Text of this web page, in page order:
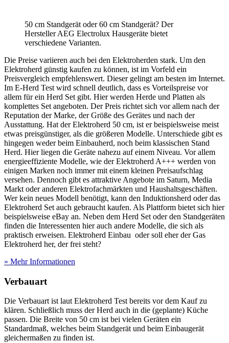
50 cm Standgerät oder 60 cm Standgerät? Der
Hersteller AEG Electrolux Hausgeräte bietet
verschiedene Varianten.
Die Preise variieren auch bei den Elektroherden stark. Um den
Elektroherd günstig kaufen zu können, ist im Vorfeld ein
Preisvergleich empfehlenswert. Dieser gelingt am besten im Internet.
Im E-Herd Test wird schnell deutlich, dass es Vorteilspreise vor
allem für ein Herd Set gibt. Hier werden Herde und Platten als
komplettes Set angeboten. Der Preis richtet sich vor allem nach der
Reputation der Marke, der Größe des Gerätes und nach der
Ausstattung. Hat der Elektroherd 50 cm, ist er beispielsweise meist
etwas preisgünstiger, als die größeren Modelle. Unterschiede gibt es
hingegen weder beim Einbauherd, noch beim klassischen Stand
Herd. Hier liegen die Geräte nahezu auf einem Niveau. Vor allem
energieeffiziente Modelle, wie der Elektroherd A+++ werden von
einigen Marken noch immer mit einem kleinen Preisaufschlag
versehen. Dennoch gibt es attraktive Angebote im Saturn, Media
Markt oder anderen Elektrofachmärkten und Haushaltsgeschäften.
Wer kein neues Modell benötigt, kann den Induktionsherd oder das
Elektroherd Set auch gebraucht kaufen. Als Plattform bietet sich hier
beispielsweise eBay an. Neben dem Herd Set oder den Standgeräten
finden die Interessenten hier auch andere Modelle, die sich als
praktisch erweisen. Elektroherd Einbau oder soll eher der Gas
Elektroherd her, der frei steht?
» Mehr Informationen
Verbauart
Die Verbauart ist laut Elektroherd Test bereits vor dem Kauf zu
klären. Schließlich muss der Herd auch in die (geplante) Küche
passen. Die Breite von 50 cm ist bei vielen Geräten ein
Standardmaß, welches beim Standgerät und beim Einbaugerät
gleichermaßen zu finden ist.